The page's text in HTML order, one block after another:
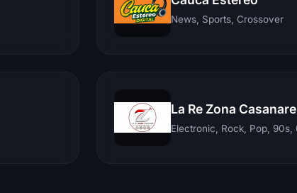
News, Sports, Crossover
La Re Zona Casanare